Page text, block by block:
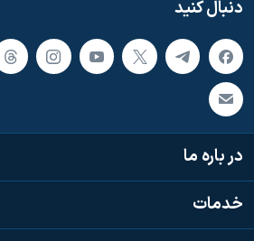
دنبال کنید
در باره ما
خدمات